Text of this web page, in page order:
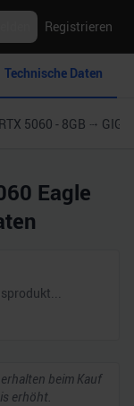
Registrieren
Technische Daten
5060 - 8GB
Eagle
beim Kauf
erhöht.